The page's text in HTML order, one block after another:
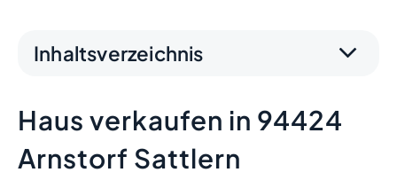
Inhaltsverzeichnis
Haus verkaufen in 94424
Arnstorf Sattlern